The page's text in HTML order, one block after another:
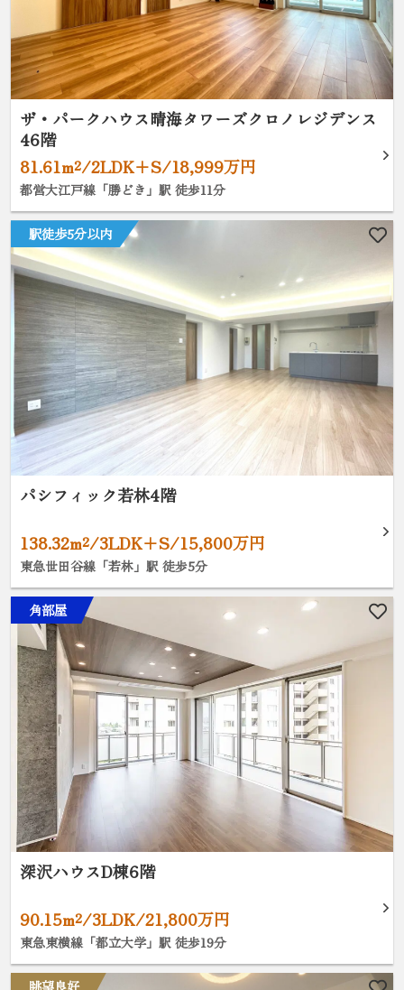
ザ・パークハウス晴海タワーズクロノレジデンス
46階
81.61m²/2LDK+S/18,999万円
都営大江戸線「勝どき」駅 徒歩11分
駅徒歩5分以内
パシフィック若林4階
138.32m²/3LDK+S/15,800万円
東急世田谷線「若林」駅 徒歩5分
角部屋
深沢ハウスD棟6階
90.15m²/3LDK/21,800万円
東急東横線「都立大学」駅 徒歩19分
眺望良好